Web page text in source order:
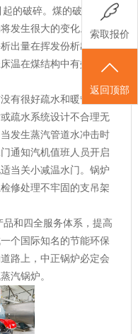
的破碎。煤的破碎发生
发生很大的变化。一般
出量在挥发份析出时碳
温在煤结构中有效的孔
有很好疏水和暖管有水
疏水系统设计不合理无
发生蒸汽管道水冲击时
通知汽机值班人员开启
当关小减温水门。锅炉
修处理不牢固的支吊架
和四全服务体系，提高
个国际知名的节能环保
路上，中正锅炉必定会
汽锅炉。
索取报价
返回顶部